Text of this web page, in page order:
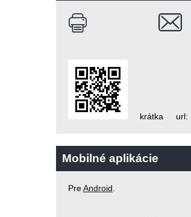
krátka url:
Mobilné aplikácie
PreAndroid